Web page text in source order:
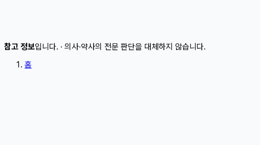
참고 정보입니다. · 의사·약사의 전문 판단을 대체하지 않습니다.
홈